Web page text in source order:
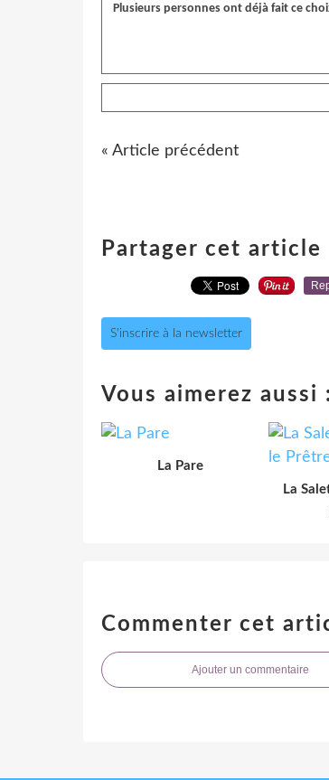
Plusieurs personnes ont déjà fait ce
« Article précédent
Partager cet article
S'inscrire à la newsletter
Vous aimerez aussi :
La Pare
La
Commenter cet
Ajouter un commentaire